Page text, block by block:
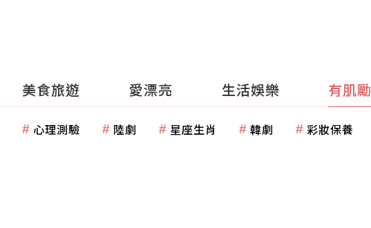
美食旅遊 愛漂亮 生活娛樂 有肌勵
心理測驗 陸劇 星座生肖 韓劇 彩妝保養